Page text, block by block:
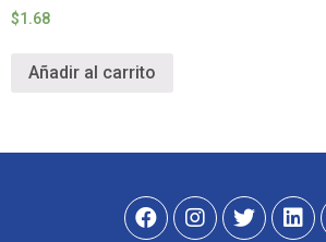
$1.68
Añadir al carrito